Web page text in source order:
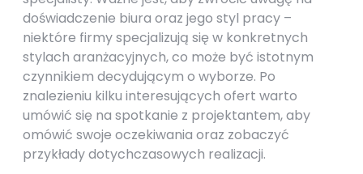
doświadczenie biura oraz jego styl pracy –
niektóre firmy specjalizują się w konkretnych
stylach aranżacyjnych, co może być istotnym
czynnikiem decydującym o wyborze. Po
znalezieniu kilku interesujących ofert warto
umówić się na spotkanie z projektantem, aby
omówić swoje oczekiwania oraz zobaczyć
przykłady dotychczasowych realizacji.